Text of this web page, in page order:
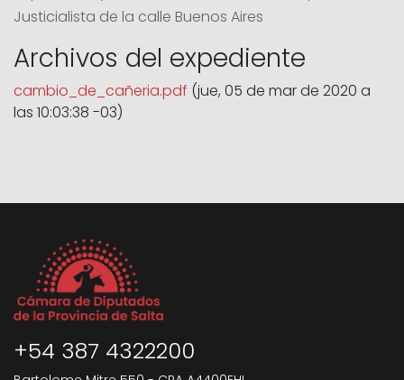
Justicialista de la calle Buenos Aires
Archivos del expediente
cambio_de_cañeria.pdf (jue, 05 de mar de 2020 a
las 10:03:38 -03)
+54 387 4322200